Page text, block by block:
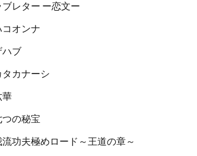
ブレター ー恋文ー
コオンナ
ハブ
タカナーシ
華
つの秘宝
流功夫極めロード～王道の章～